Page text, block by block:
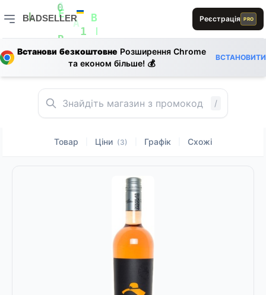
S
0
1
1
D
S R
B
R
A
R
BADSELLER
BADSELLER — порівняння цін і знижки
Реєстрація PRO
Встанови безкоштовне Розширення Chrome
та економ більше! 💰
ВСТАНОВИТИ
/
Товар Ціни (3) Графік Схожі